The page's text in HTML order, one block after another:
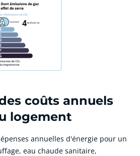
4
coûts annuels
logement
annuelles d'énergie pour un
eau chaude sanitaire,